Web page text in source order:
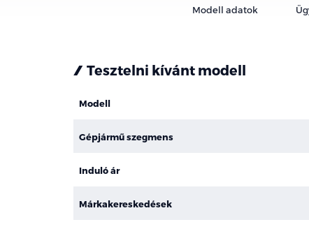
Modell adatok
Tesztelni kívánt modell
Modell
Gépjármű szegmens
Induló ár
Márkakereskedések